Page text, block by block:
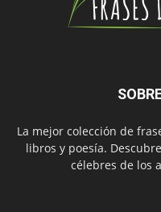
La mejor colección de
libros y poesía.
célebres de los